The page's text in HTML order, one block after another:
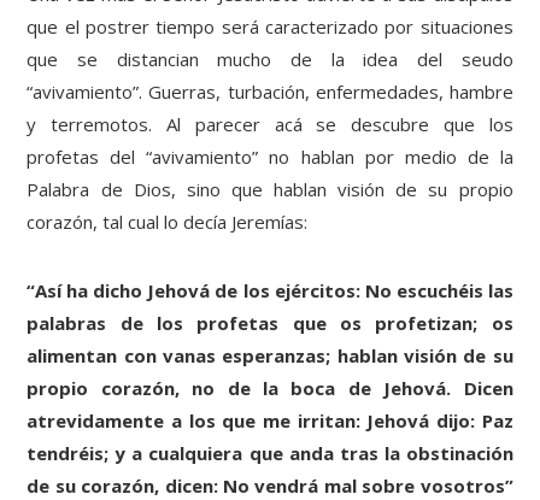
que el postrer tiempo será caracterizado por situaciones
que se distancian mucho de la idea del seudo
“avivamiento”. Guerras, turbación, enfermedades, hambre
y terremotos. Al parecer acá se descubre que los
profetas del “avivamiento” no hablan por medio de la
Palabra de Dios, sino que hablan visión de su propio
corazón, tal cual lo decía Jeremías:
“Así ha dicho Jehová de los ejércitos: No escuchéis las
palabras de los profetas que os profetizan; os
alimentan con vanas esperanzas; hablan visión de su
propio corazón, no de la boca de Jehová. Dicen
atrevidamente a los que me irritan: Jehová dijo: Paz
tendréis; y a cualquiera que anda tras la obstinación
de su corazón, dicen: No vendrá mal sobre vosotros”